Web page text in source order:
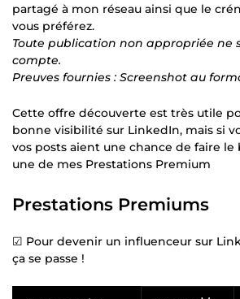
partagé à mon réseau ainsi que le
vous préférez.
Toute publication non appropriée ne
compte.
Preuves fournies : Screenshot au
Cette offre découverte est très utile
bonne visibilité sur LinkedIn, mais si
vos posts aient une chance de faire le
une de mes Prestations Premium
Prestations Premiums
☑ Pour devenir un influenceur sur
ça se passe !